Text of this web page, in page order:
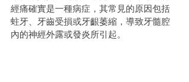
經痛確實是一種病症，其常見的原因包括
蛀牙、牙齒受損或牙齦萎縮，導致牙髓腔
內的神經外露或發炎所引起。